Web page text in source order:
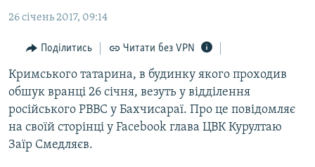
основної
Перейти
пошуку
БЛОГИ
ПОГЛЯД
ІНТЕРВ'Ю
ВСЕ ЗА ДЕНЬ
СПЕЦПРОЕКТИ
ДЕПОРТАЦІЯ
ЯК ОБІЙТИ БЛОКУВАННЯ
26 січень 2017, 09:14
Поділитись Читати без VPN
Кримського татарина, в будинку якого проходив
обшук вранці 26 січня, везуть у відділення
російського РВВС у Бахчисараї. Про це повідомляє
на своїй сторінці у Facebook глава ЦВК Курултаю
Заїр Смедляєв.